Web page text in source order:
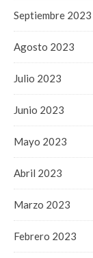
Septiembre 2023
Agosto 2023
Julio 2023
Junio 2023
Mayo 2023
Abril 2023
Marzo 2023
Febrero 2023